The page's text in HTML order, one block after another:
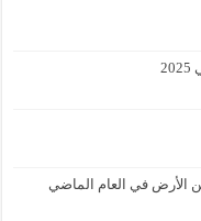
الأرض في العام الماضي